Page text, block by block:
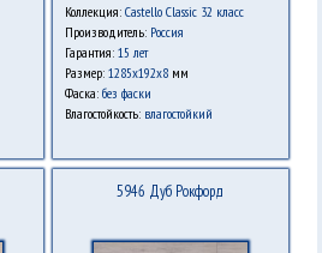
Коллекция: Castello Classic 32 класс
Производитель: Россия
Гарантия: 15 лет
Размер: 1285х192х8мм
Фаска: без фаски
Влагостойкость: влагостойкий
5946 Дуб Рокфорд